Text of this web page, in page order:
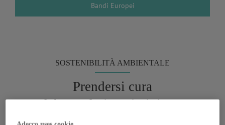
Bandi Europei
SOSTENIBILITÀ AMBIENTALE
Prendersi cura
del mondo in cui viviamo